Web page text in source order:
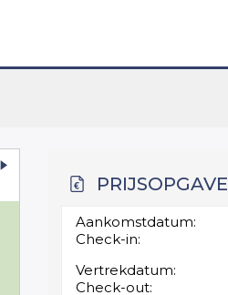
PRIJSOPGAVE
Aankomstdatum:
Check-in:
Vertrekdatum:
Check-out: